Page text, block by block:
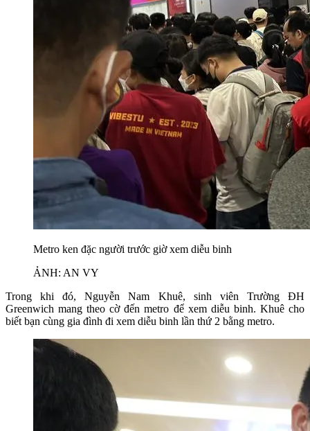
Metro ken đặc người trước giờ xem diễu binh
ẢNH: AN VY
Trong khi đó, Nguyễn Nam Khuê, sinh viên Trường ĐH
Greenwich mang theo cờ đến metro để xem diễu binh. Khuê cho
biết bạn cùng gia đình đi xem diễu binh lần thứ 2 bằng metro.